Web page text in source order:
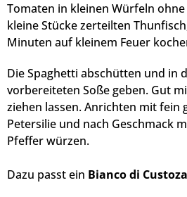
Tomaten in kleinen Würfeln
kleine Stücke zerteilten
Minuten auf kleinem Feuer
Die Spaghetti abschütten und in
vorbereiteten Soße geben. Gut
ziehen lassen. Anrichten mit fein
Petersilie und nach Geschmack
Pfeffer würzen.
Dazu passt ein Bianco di Custoza